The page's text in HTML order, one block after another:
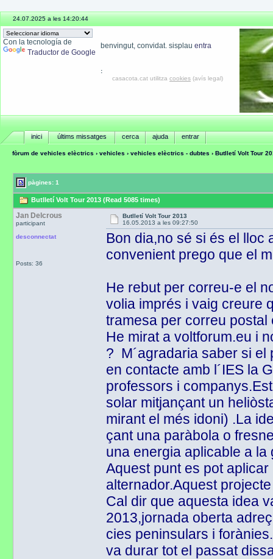
24.07.2025 a les 14:20:44
Con la tecnología de
Traductor de Google
benvingut, convidat. sisplau entra
:
casacota.cat utilitza cookies (avís legal)
inici últims missatges cerca ajuda entrar
fòrum de vehicles elèctrics › vehicles › vehicles elèctrics - dubtes › Butlletí Volt Tour
pàgines: 1
Butlletí Volt Tour 2013 (Read 5085 times)
Jan Delcrous
participant
desconnectat
Posts: 36
Butlletí Volt Tour 2013
16.05.2013 a les 09:27:50
Bon dia,no sé si és el lloc
convenient prego que el
He rebut per correu-e el
volia imprés i vaig creure
tramesa per correu postal
He mirat a voltforum.eu i
? M´agradaria saber si el
en contacte amb l´IES la
professors i
solar mitjançant un
mirant el més idoni) .La
çant una paràbola o
una energia aplicable a
Aquest punt es pot
alternador.Aquest
Cal dir que aquesta idea
2013,jornada oberta
cies peninsulars i
va durar tot el passat